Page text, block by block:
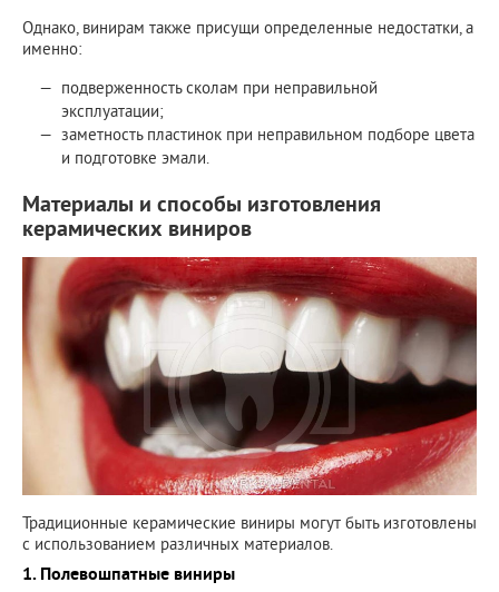
Однако, винирам также присущи определенные недостатки, а
именно:
подверженность сколам при неправильной
эксплуатации;
заметность пластинок при неправильном подборе цвета
и подготовке эмали.
Материалы и способы изготовления
керамических виниров
Традиционные керамические виниры могут быть изготовлены
с использованием различных материалов.
1. Полевошпатные виниры